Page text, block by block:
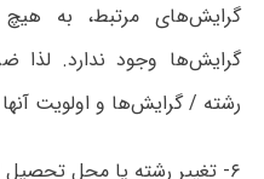
گرایش‌های مرتبط، به
گرایش‌ها وجود ندارد. لذا
رشته / گرایش‌ها و اولویت
۶- تغییر رشته یا محل تحصیل